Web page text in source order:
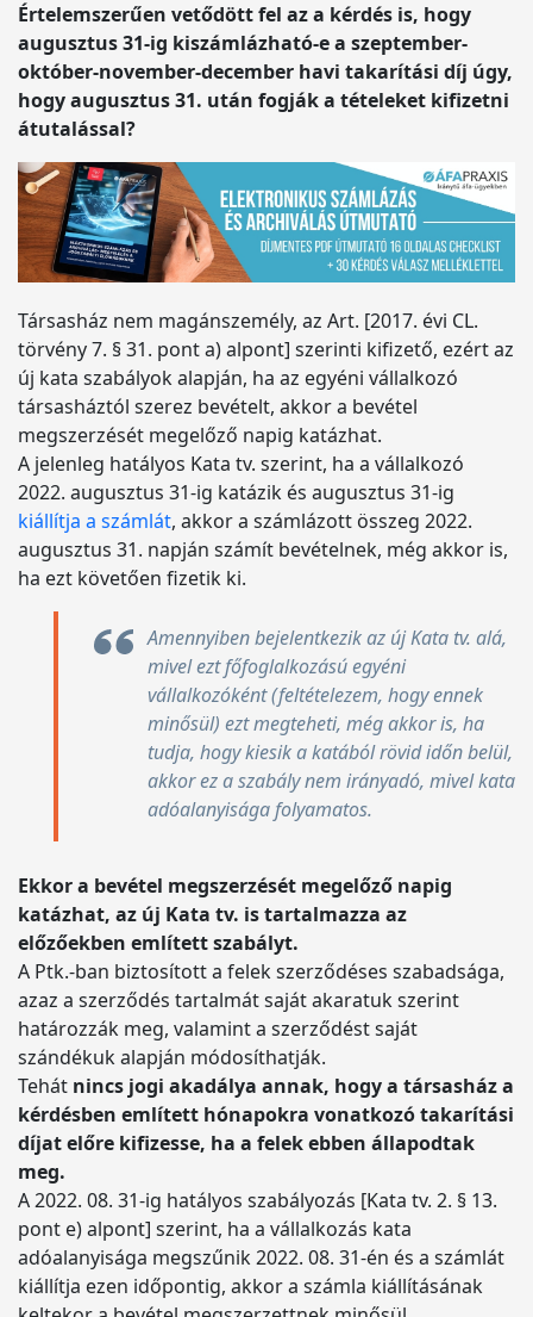
Értelemszerűen vetődött fel az a kérdés is, hogy
augusztus 31-ig kiszámlázható-e a szeptember-
október-november-december havi takarítási díj úgy,
hogy augusztus 31. után fogják a tételeket kifizetni
átutalással?
Társasház nem magánszemély, az Art. [2017. évi CL.
törvény 7. § 31. pont a) alpont] szerinti kifizető, ezért az
új kata szabályok alapján, ha az egyéni vállalkozó
társasháztól szerez bevételt, akkor a bevétel
megszerzését megelőző napig katázhat.
A jelenleg hatályos Kata tv. szerint, ha a vállalkozó
2022. augusztus 31-ig katázik és augusztus 31-ig
kiállítja a számlát, akkor a számlázott összeg 2022.
augusztus 31. napján számít bevételnek, még akkor is,
ha ezt követően fizetik ki.
Amennyiben bejelentkezik az új Kata tv. alá,
mivel ezt főfoglalkozású egyéni
vállalkozóként (feltételezem, hogy ennek
minősül) ezt megteheti, még akkor is, ha
tudja, hogy kiesik a katából rövid időn belül,
akkor ez a szabály nem irányadó, mivel kata
adóalanyisága folyamatos.
Ekkor a bevétel megszerzését megelőző napig
katázhat, az új Kata tv. is tartalmazza az
előzőekben említett szabályt.
A Ptk.-ban biztosított a felek szerződéses szabadsága,
azaz a szerződés tartalmát saját akaratuk szerint
határozzák meg, valamint a szerződést saját
szándékuk alapján módosíthatják.
Tehát nincs jogi akadálya annak, hogy a társasház a
kérdésben említett hónapokra vonatkozó takarítási
díjat előre kifizesse, ha a felek ebben állapodtak
meg.
A 2022. 08. 31-ig hatályos szabályozás [Kata tv. 2. § 13.
pont e) alpont] szerint, ha a vállalkozás kata
adóalanyisága megszűnik 2022. 08. 31-én és a számlát
kiállítja ezen időpontig, akkor a számla kiállításának